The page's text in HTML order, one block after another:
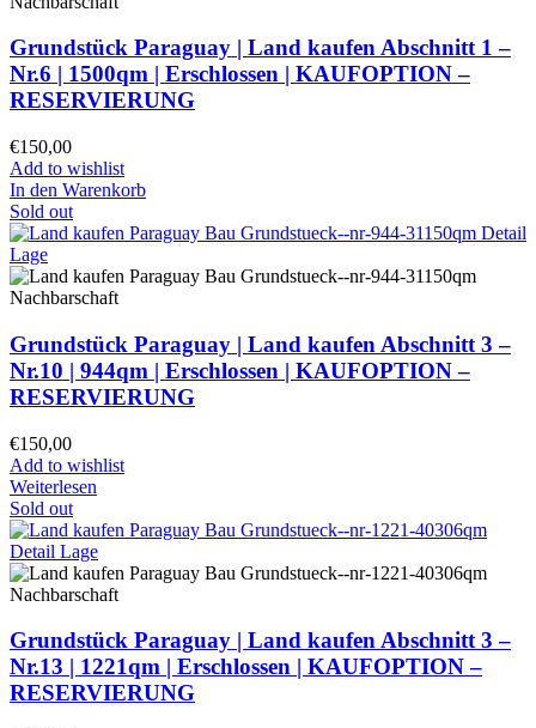
Grundstück Paraguay | Land kaufenAbschnitt 1 –
Nr.6 | 1500qm | Erschlossen | KAUFOPTION –
RESERVIERUNG
€150,00
Add to wishlist
In den Warenkorb
Sold out
Grundstück Paraguay | Land kaufen Abschnitt 3 –
Nr.10 | 944qm | Erschlossen | KAUFOPTION –
RESERVIERUNG
€150,00
Add to wishlist
Weiterlesen
Sold out
Grundstück Paraguay | Land kaufenAbschnitt 3 –
Nr.13 | 1221qm | Erschlossen | KAUFOPTION –
RESERVIERUNG